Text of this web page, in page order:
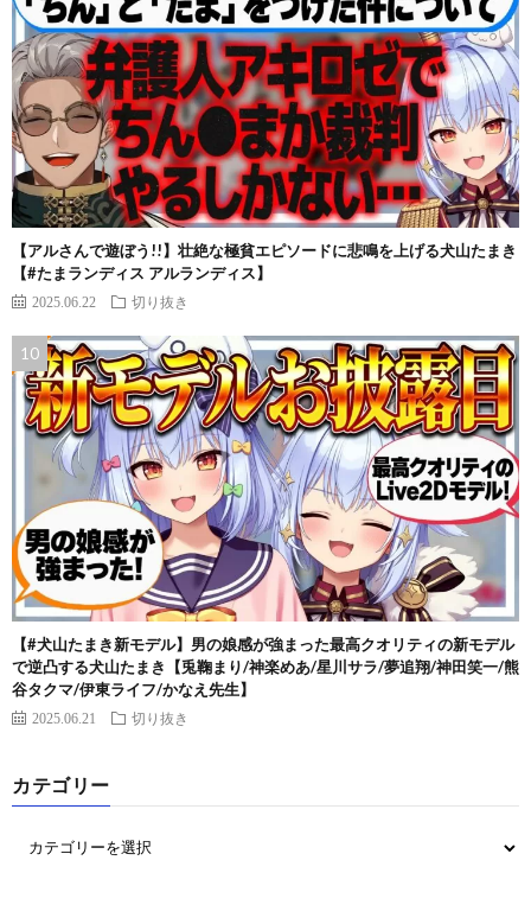
【アルさんで遊ぼう!!】壮絶な極貧エピソードに悲鳴を上げる犬山たまき
【#たまランディス アルランディス】
2025.06.22 切り抜き
【#犬山たまき新モデル】男の娘感が強まった最高クオリティの新モデル
で逆凸する犬山たまき【兎鞠まり/神楽めあ/星川サラ/夢追翔/神田笑一/熊
谷タクマ/伊東ライフ/かなえ先生】
2025.06.21 切り抜き
カテゴリー